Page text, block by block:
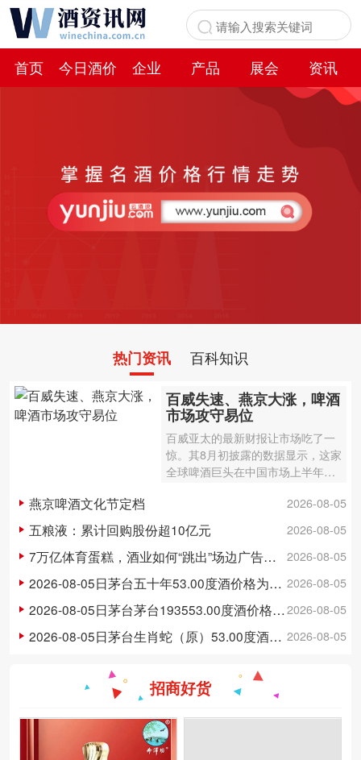
首页 今日酒价 企业 产品 展会
资讯
热门资讯 百科知识
百威失速、燕京大涨，啤酒
市场攻守易位
百威亚太的最新财报让市场吃了一
惊。其8月初披露的数据显示，这家
全球啤酒巨头在中国市场上半年销
度单季销量更是跌了9.7%，收入下
滑8.6%。而不久前，燕京啤酒预告
上半年…
2026-08-05
燕京啤酒文化节定档
2026-08-05
五粮液：累计回购股份超10亿元
2026-08-05
7万亿体育蛋糕，酒业如何“跳出”场边广告牌？
2026-08-05
2026-08-05日茅台五十年53.00度酒价格为25,500一瓶，上涨 500元
2026-08-05
2026-08-05日茅台茅台193553.00度酒价格为610一瓶，下跌 5元
2026-08-05
2026-08-05日茅台生肖蛇（原）53.00度酒价格为2,100一瓶，下跌 20元
招商好货